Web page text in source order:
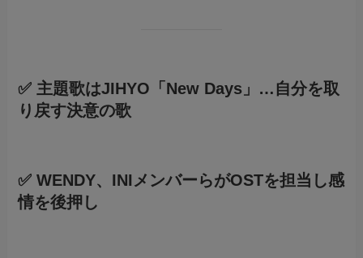
✅ 主題歌はJIHYO「New Days」…自分を取
り戻す決意の歌
✅ WENDY、INIメンバーらがOSTを担当し感
情を後押し